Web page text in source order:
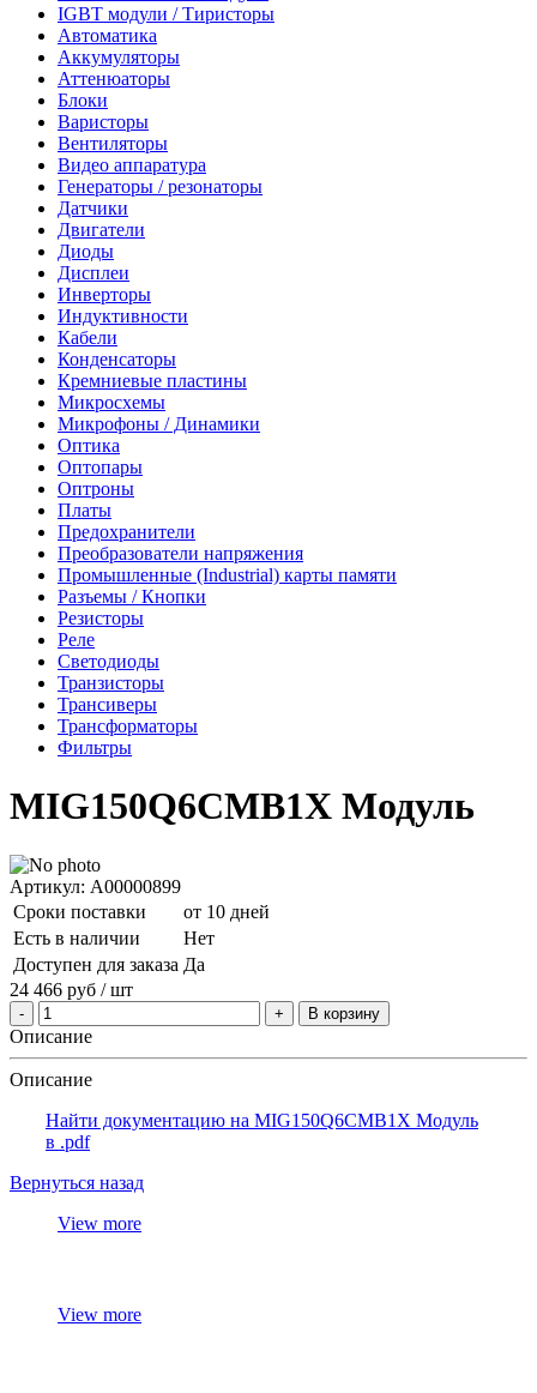
IGBT модули / Тиристоры
Автоматика
Аккумуляторы
Аттенюаторы
Блоки
Варисторы
Вентиляторы
Видео аппаратура
Генераторы / резонаторы
Датчики
Двигатели
Диоды
Дисплеи
Инверторы
Индуктивности
Кабели
Конденсаторы
Кремниевые пластины
Микросхемы
Микрофоны / Динамики
Оптика
Оптопары
Оптроны
Платы
Предохранители
Преобразователи напряжения
Промышленные (Industrial) карты памяти
Разъемы / Кнопки
Резисторы
Реле
Светодиоды
Транзисторы
Трансиверы
Трансформаторы
Фильтры
MIG150Q6CMB1X Модуль
Артикул: A00000899
Сроки поставки
от 10 дней
Есть в наличии
Нет
Доступен для заказа Да
24 466 руб / шт
В корзину
Описание
Описание
Найти документацию на MIG150Q6CMB1X Модуль
в .pdf
Вернуться назад
View more
View more